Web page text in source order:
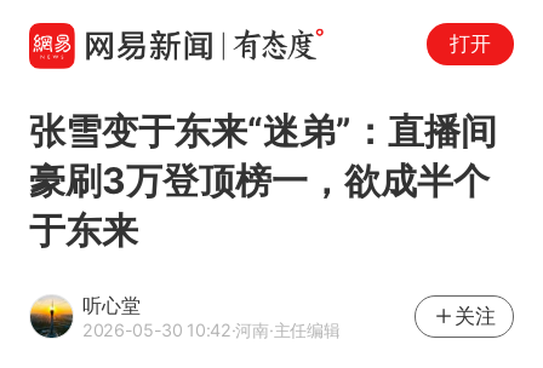
打开
张雪变于东来“迷弟”：直播间
豪刷3万登顶榜一，欲成半个
于东来
听心堂
2026-05-30 10:42·河南·主任编辑
关注